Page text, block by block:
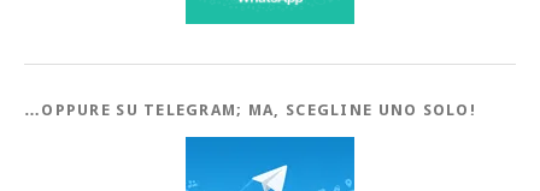
…OPPURE SU TELEGRAM; MA, SCEGLINE UNO SOLO!